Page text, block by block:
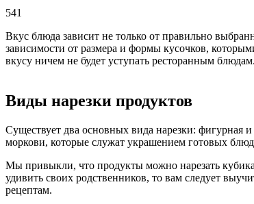
541
Вкус блюда зависит не только от правильно
зависимости от размера и формы кусочков,
вкусу ничем не будет уступать ресторанным блюдам.
Виды нарезки продуктов
Существует два основных вида нарезки: фигурная
моркови, которые служат украшением готовых
Мы привыкли, что продукты можно нарезать
удивить своих родственников, то вам следует
рецептам.